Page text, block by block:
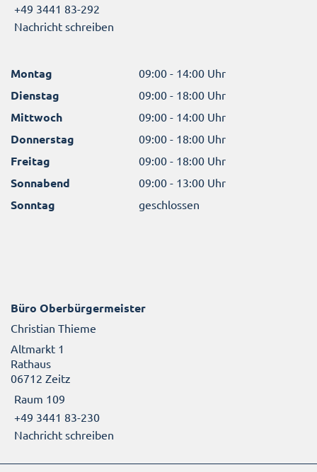
+49 3441 83-292
Nachricht schreiben
Montag 09:00 - 14:00 Uhr
Dienstag 09:00 - 18:00 Uhr
Mittwoch 09:00 - 14:00 Uhr
Donnerstag 09:00 - 18:00 Uhr
Freitag 09:00 - 18:00 Uhr
Sonnabend 09:00 - 13:00 Uhr
Sonntag geschlossen
Büro Oberbürgermeister
Christian Thieme
Altmarkt 1
Rathaus
06712 Zeitz
Raum 109
+49 3441 83-230
Nachricht schreiben